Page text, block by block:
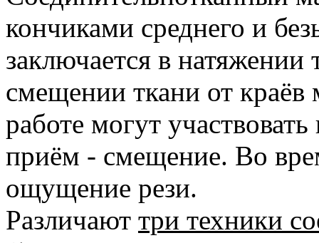
кончиками среднего и
заключается в натяжении
смещении ткани от
работе могут
приём - смещение. Во
ощущение рези.
Различают три техники